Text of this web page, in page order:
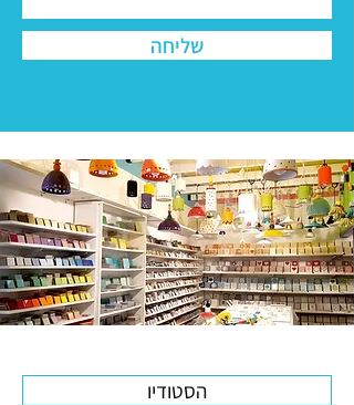
שליחה
הסטודיו